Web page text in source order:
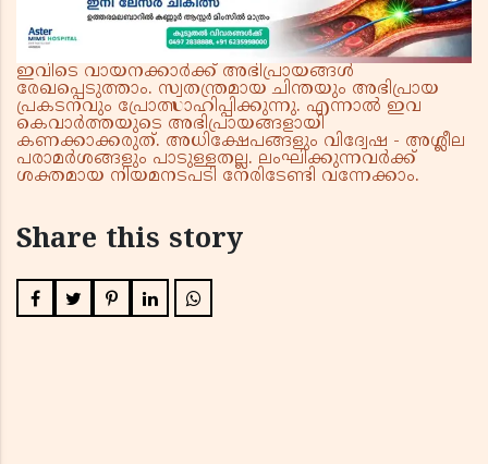
ഇവിടെ വായനക്കാർക്ക് അഭിപ്രായങ്ങൾ
രേഖപ്പെടുത്താം. സ്വതന്ത്രമായ ചിന്തയും അഭിപ്രായ
പ്രകടനവും പ്രോത്സാഹിപ്പിക്കുന്നു. എന്നാൽ ഇവ
കെവാർത്തയുടെ അഭിപ്രായങ്ങളായി
കണക്കാക്കരുത്. അധിക്ഷേപങ്ങളും വിദ്വേഷ - അശ്ലീല
പരാമർശങ്ങളും പാടുള്ളതല്ല. ലംഘിക്കുന്നവർക്ക്
ശക്തമായ നിയമനടപടി നേരിടേണ്ടി വന്നേക്കാം.
Share this story